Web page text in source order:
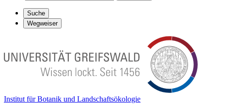
Suche
Wegweiser
Institut für Botanik und Landschaftsökologie